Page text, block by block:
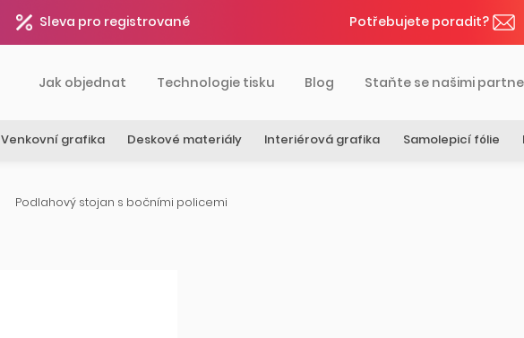
Sleva pro registrované Potřebujete poradit?
Jak objednat Technologie tisku Blog Staňte se našimi
Venkovní grafika Deskové materiály Interiérová grafika Samolepicí fólie
Podlahový stojan s bočními policemi